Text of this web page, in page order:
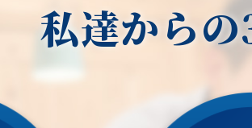
私達から